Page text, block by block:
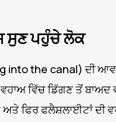
ਸੁਣ ਪਹੁੰਚੇ ਲੋਕ
into the canal) ਦੀ
ਵਹਾਅ ਵਿੱਚ ਡਿੱਗਣ ਤੋਂ
ਫਿਰ ਫਲੈਸ਼ਲਾਈਟਾਂ ਦੀ